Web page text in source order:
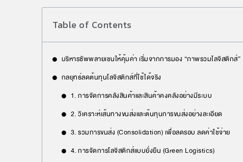
Table of Contents
บริหารซัพพลายเชนให้คุ้มค่า เริ่มจากการมอง “ภาพรวมโลจิสติกส์”
กลยุทธ์ลดต้นทุนโลจิสติกส์ที่ใช้ได้จริง
1. การจัดการคลังสินค้าและสินค้าคงคลังอย่างมีระบบ
2. วิเคราะห์เส้นทางขนส่งและต้นทุนการขนส่งอย่างละเอียด
3. รวมการขนส่ง (Consolidation) เพื่อลดรอบ ลดค่าใช้จ่าย
4. การจัดการโลจิสติกส์แบบยั่งยืน (Green Logistics)